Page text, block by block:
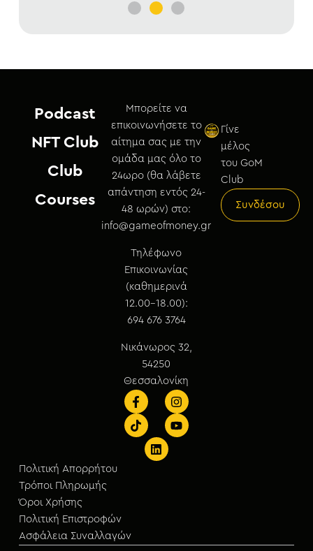
Podcast
NFT Club
Club
Courses
Μπορείτε να
επικοινωνήσετε το
αίτημα σας με την
ομάδα μας όλο το
24ωρο (θα λάβετε
απάντηση εντός 24-
48 ωρών) στο:
info@gameofmoney.gr
Τηλέφωνο
Επικοινωνίας
(καθημερινά
12.00-18.00):
694 676 3764
Νικάνωρος 32,
54250
Θεσσαλονίκη
Γίνε
μέλος
του GoM
Club
Συνδέσου
Πολιτική Απορρήτου
Τρόποι Πληρωμής
Όροι Χρήσης
Πολιτική Επιστροφών
Ασφάλεια Συναλλαγών